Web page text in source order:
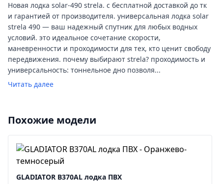
Новая лодка solar-490 strela. с бесплатной доставкой до тк
и гарантией от производителя. универсальная лодка solar
strela 490 — ваш надежный спутник для любых водных
условий. это идеальное сочетание скорости,
маневренности и проходимости для тех, кто ценит свободу
передвижения. почему выбирают strela? проходимость и
универсальность: тоннельное дно позволя...
Читать далее
Похожие модели
GLADIATOR B370AL лодка ПВХ